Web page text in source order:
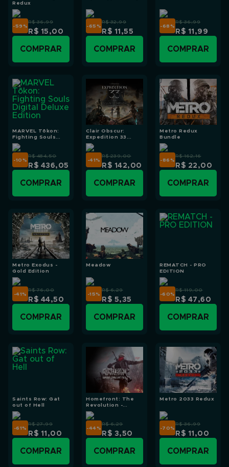
Redux
-59 %
R$ 36,99
R$ 15,00
COMPRAR
-65 %
R$ 32,99
R$ 11,55
COMPRAR
-68 %
R$ 36,99
R$ 11,99
COMPRAR
MARVEL Tōkon:
Fighting Souls
Digital Deluxe
Edition
-10 %
R$ 484,50
R$ 436,05
COMPRAR
Clair Obscur:
Expedition 33
Deluxe Edition
-41%
R$ 239,00
R$ 142,00
COMPRAR
Metro Redux
Bundle
-86 %
R$ 162,16
R$ 22,00
COMPRAR
Metro Exodus -
Gold Edition
-41%
R$ 76,00
R$ 44,50
COMPRAR
Meadow
-15%
R$ 6,29
R$ 5,35
COMPRAR
REMATCH - PRO
EDITION
-60%
R$ 119,00
R$ 47,60
COMPRAR
Saints Row: Gat
out of Hell
-61%
R$ 27,99
R$ 11,00
COMPRAR
Homefront: The
Revolution -
Combat Stimulant
Pack
-44%
R$ 6,29
R$ 3,50
COMPRAR
Metro 2033 Redux
-70%
R$ 36,99
R$ 11,00
COMPRAR